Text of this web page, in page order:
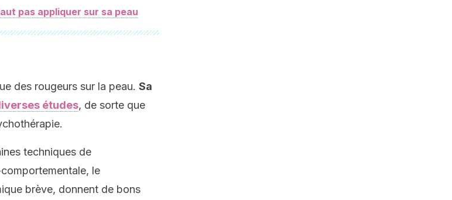
pas appliquer sur sa peau
des rougeurs sur la peau. Sa
études, de sorte que
techniques de
le
brève, donnent de bons